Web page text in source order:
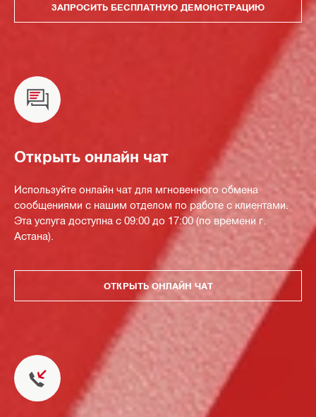
ЗАПРОСИТЬ БЕСПЛАТНУЮ ДЕМОНСТРАЦИЮ
Открыть онлайн чат
Используйте онлайн чат для мгновенного обмена
сообщениями с нашим отделом по работе с клиентами.
Эта услуга доступна с 09:00 до 17:00 (по времени г.
Астана).
ОТКРЫТЬ ОНЛАЙН ЧАТ